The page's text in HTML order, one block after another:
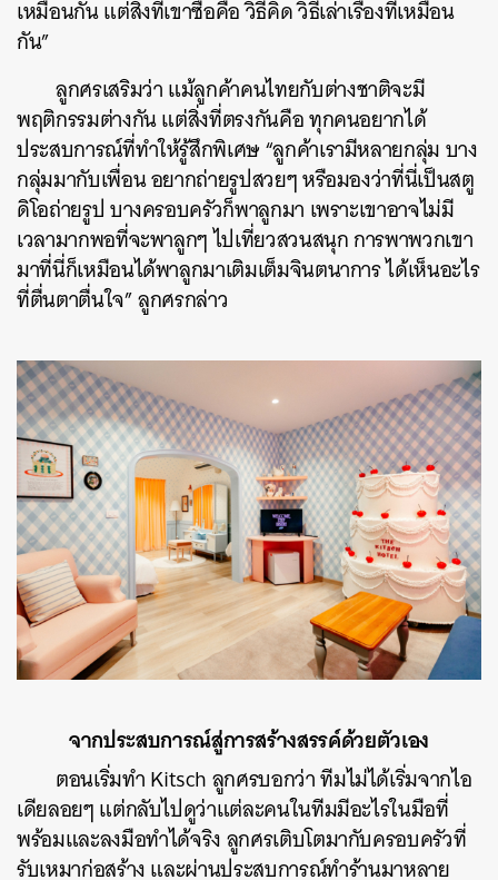
เหมือนกัน แต่สิ่งที่เขาซื้อคือ วิธีคิด วิธีเล่าเรื่องที่เหมือน
กัน”
ลูกศรเสริมว่า แม้ลูกค้าคนไทยกับต่างชาติจะมี
พฤติกรรมต่างกัน แต่สิ่งที่ตรงกันคือ ทุกคนอยากได้
ประสบการณ์ที่ทำให้รู้สึกพิเศษ “ลูกค้าเรามีหลายกลุ่ม บาง
กลุ่มมากับเพื่อน อยากถ่ายรูปสวยๆ หรือมองว่าที่นี่เป็นสตู
ดิโอถ่ายรูป บางครอบครัวก็พาลูกมา เพราะเขาอาจไม่มี
เวลามากพอที่จะพาลูกๆ ไปเที่ยวสวนสนุก การพาพวกเขา
มาที่นี่ก็เหมือนได้พาลูกมาเติมเต็มจินตนาการ ได้เห็นอะไร
ที่ตื่นตาตื่นใจ” ลูกศรกล่าว
จากประสบการณ์สู่การสร้างสรรค์ด้วยตัวเอง
ตอนเริ่มทำ Kitsch ลูกศรบอกว่า ทีมไม่ได้เริ่มจากไอ
เดียลอยๆ แต่กลับไปดูว่าแต่ละคนในทีมมีอะไรในมือที่
พร้อมและลงมือทำได้จริง ลูกศรเติบโตมากับครอบครัวที่
รับเหมาก่อสร้าง และผ่านประสบการณ์ทำร้านมาหลาย
ค้นหา